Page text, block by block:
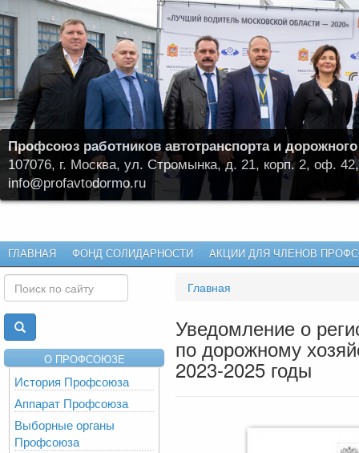
Профсоюз работников автотранспорта и
107076, г. Москва, ул. Стромынка, д. 21, корп. 2, оф.
info@profavtodormo.ru
ГЛАВНАЯ ФОНД СОЛИДАРНОСТИ АКЦИИ ДЛЯ ЧЛЕНОВ
О ПРОФСОЮЗЕ
История Профсоюза
Аппарат Профсоюза
Выборные органы
Профсоюза
Главная
Уведомление о
по дорожному
2023-2025 годы